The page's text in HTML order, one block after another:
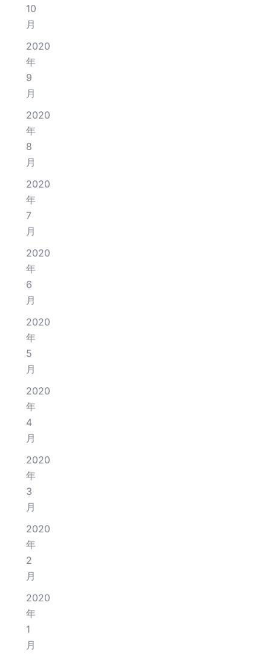
10
月
2020
年
9
月
2020
年
8
月
2020
年
7
月
2020
年
6
月
2020
年
5
月
2020
年
4
月
2020
年
3
月
2020
年
2
月
2020
年
1
月